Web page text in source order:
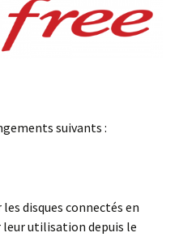
suivants :
disques connectés en
utilisation depuis le